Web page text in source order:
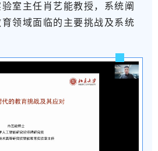
室主任肖艺能教授，系统阐
领域面临的主要挑战及系统